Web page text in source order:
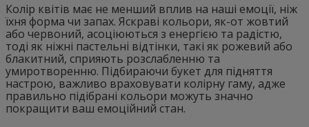
Колір квітів має не менший вплив на наші емоції, ніж
їхня форма чи запах. Яскраві кольори, як-от жовтий
або червоний, асоціюються з енергією та радістю,
тоді як ніжні пастельні відтінки, такі як рожевий або
блакитний, сприяють розслабленню та
умиротворенню. Підбираючи букет для підняття
настрою, важливо враховувати колірну гаму, адже
правильно підібрані кольори можуть значно
покращити ваш емоційний стан.